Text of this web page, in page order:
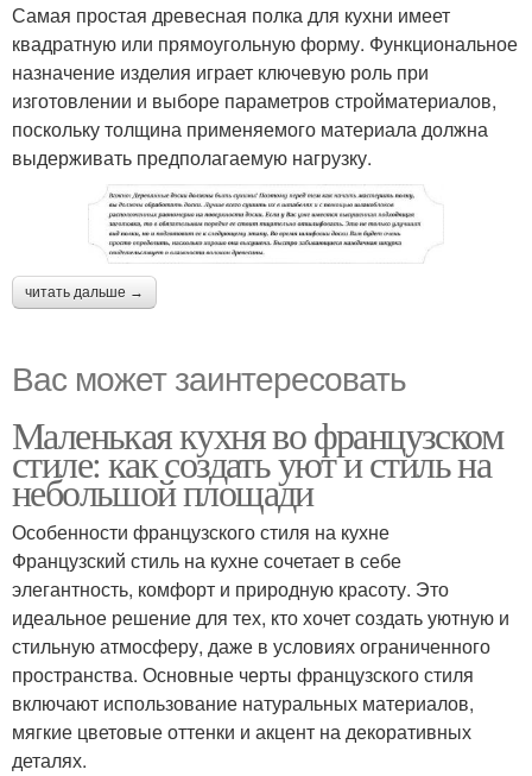
Самая простая древесная полка для кухни имеет
квадратную или прямоугольную форму. Функциональное
назначение изделия играет ключевую роль при
изготовлении и выборе параметров стройматериалов,
поскольку толщина применяемого материала должна
выдерживать предполагаемую нагрузку.
читать дальше →
Вас может заинтересовать
Маленькая кухня во французском
стиле: как создать уют и стиль на
небольшой площади
Особенности французского стиля на кухне
Французский стиль на кухне сочетает в себе
элегантность, комфорт и природную красоту. Это
идеальное решение для тех, кто хочет создать уютную и
стильную атмосферу, даже в условиях ограниченного
пространства. Основные черты французского стиля
включают использование натуральных материалов,
мягкие цветовые оттенки и акцент на декоративных
деталях.